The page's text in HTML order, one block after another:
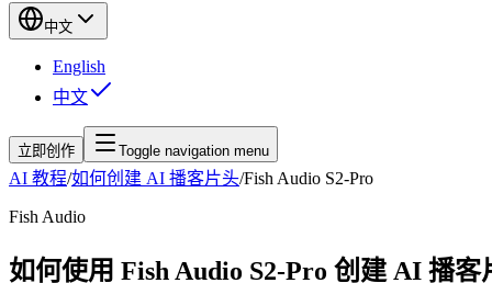
中文
English
中文
立即创作 Toggle navigation menu
AI 教程/如何创建 AI 播客片头/Fish Audio S2-Pro
Fish Audio
如何使用 Fish Audio S2-Pro 创建 AI 播客